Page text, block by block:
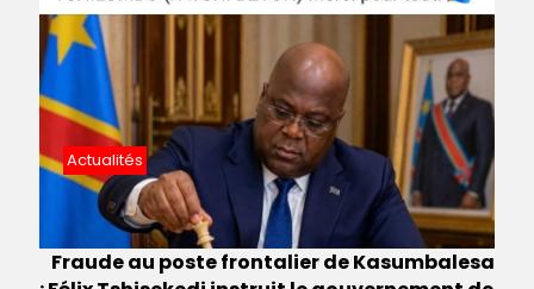
Actualités
Fraude au poste frontalier de Kasumbalesa